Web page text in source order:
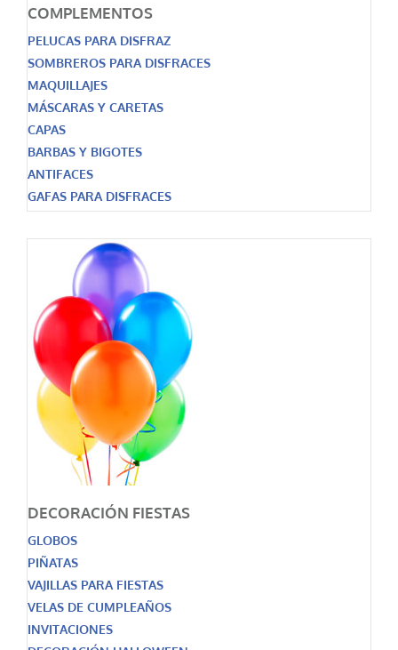
COMPLEMENTOS
PELUCAS PARA DISFRAZ
SOMBREROS PARA DISFRACES
MAQUILLAJES
MÁSCARAS Y CARETAS
CAPAS
BARBAS Y BIGOTES
ANTIFACES
GAFAS PARA DISFRACES
DECORACIÓN FIESTAS
GLOBOS
PIÑATAS
VAJILLAS PARA FIESTAS
VELAS DE CUMPLEAÑOS
INVITACIONES